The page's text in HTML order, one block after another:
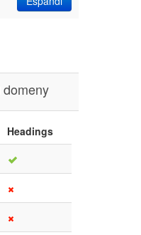
domeny
Headings